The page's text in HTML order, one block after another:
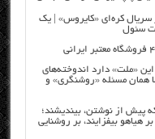
سریال کره‌ای «کایروس» | یک
سئول
«ملت» دارد اندوخته‌های
همان مسئله «روشنگری» و
پیش از نوشتن، بیندیشند؛
بیفزایند، بر روشنایی